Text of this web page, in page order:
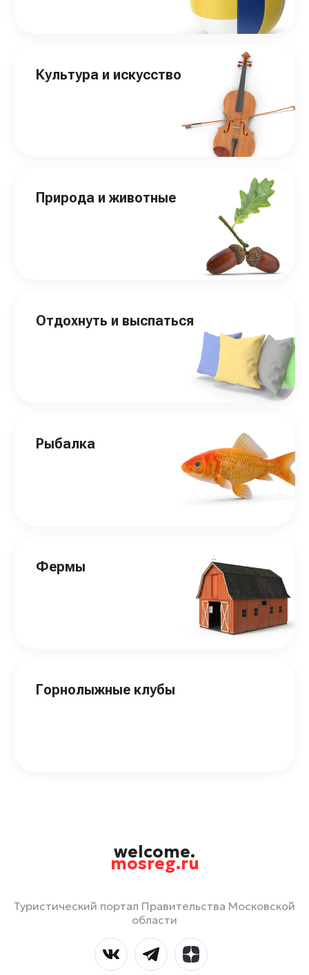
Культура и искусство
Природа и животные
Отдохнуть и выспаться
Рыбалка
Фермы
Горнолыжные клубы
welcome.
mosreg.ru
Туристический портал Правительства Московской
области